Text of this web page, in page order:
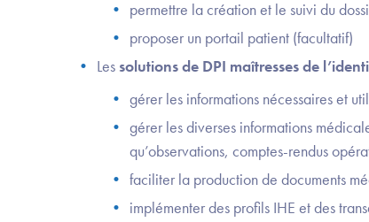
permettre la création et le suivi du
proposer un portail patient (facultatif)
Les solutions de DPI maîtresses de
gérer les informations nécessaires et
gérer les diverses informations
qu’observations, comptes-rendus
faciliter la production de documents
implémenter des profils IHE et des